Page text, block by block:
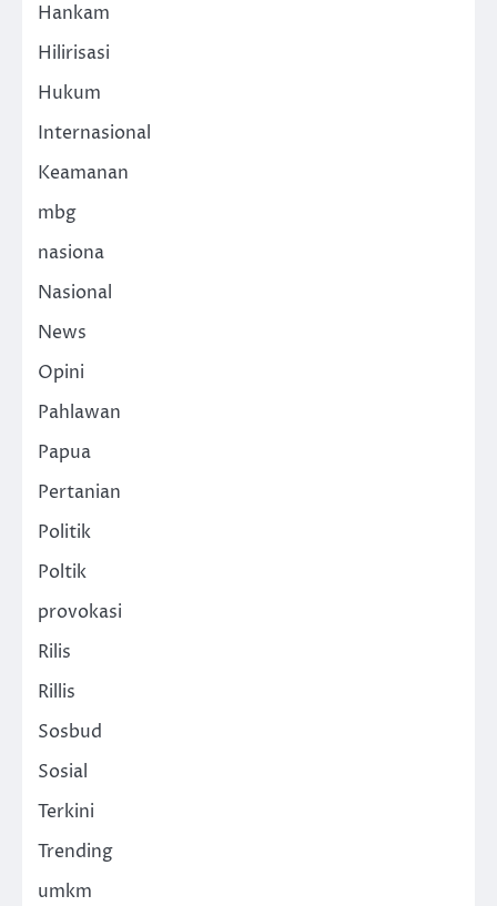
Hankam
Hilirisasi
Hukum
Internasional
Keamanan
mbg
nasiona
Nasional
News
Opini
Pahlawan
Papua
Pertanian
Politik
Poltik
provokasi
Rilis
Rillis
Sosbud
Sosial
Terkini
Trending
umkm